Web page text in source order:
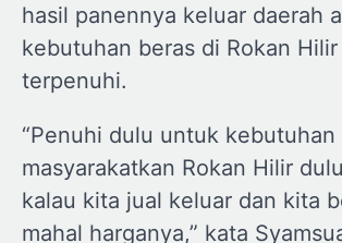
hasil panennya keluar daerah
kebutuhan beras di Rokan Hilir
terpenuhi.
“Penuhi dulu untuk kebutuhan
masyarakatkan Rokan Hilir
kalau kita jual keluar dan kita
mahal harganya,” kata